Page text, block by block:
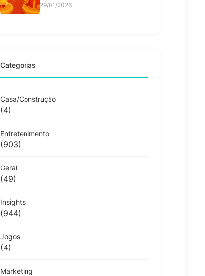
29/01/2026
Categorias
Casa/Construção
(4)
Entretenimento
(903)
Geral
(49)
Insights
(944)
Jogos
(4)
Marketing